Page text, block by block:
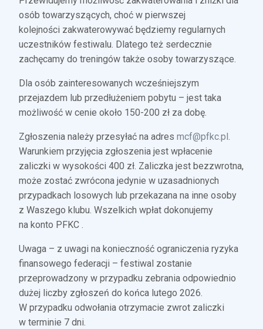
osób towarzyszących, choć w pierwszej
kolejności zakwaterowywać będziemy regularnych
uczestników festiwalu. Dlatego też serdecznie
zachęcamy do treningów także osoby towarzyszące.
Dla osób zainteresowanych wcześniejszym
przejazdem lub przedłużeniem pobytu – jest taka
możliwość w cenie około 150-200 zł za dobę.
Zgłoszenia należy przesyłać na adresmcf@pfkc.pl.
Warunkiem przyjęcia zgłoszenia jest wpłacenie
zaliczki w wysokości 400 zł. Zaliczka jest bezzwrotna,
może zostać zwrócona jedynie w uzasadnionych
przypadkach losowych lub przekazana na inne osoby
z Waszego klubu. Wszelkich wpłat dokonujemy
na konto PFKC .
Uwaga – z uwagi na konieczność ograniczenia ryzyka
finansowego federacji – festiwal zostanie
przeprowadzony w przypadku zebrania odpowiednio
dużej liczby zgłoszeń do końca lutego 2026.
W przypadku odwołania otrzymacie zwrot zaliczki
w terminie 7 dni.